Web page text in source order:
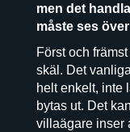
men det
måste ses
Först och
skäl. Det
helt enkelt, inte
bytas ut. Det
villaägare inser